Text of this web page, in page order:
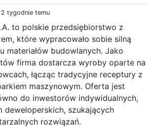
tygodnie temu
to polskie przedsiębiorstwo z
które wypracowało sobie silną
materiałów budowlanych. Jako
firma dostarcza wyroby oparte na
łącząc tradycyjne receptury z
maszynowym. Oferta jest
do inwestorów indywidualnych,
deweloperskich, szukających
rozwiązań.